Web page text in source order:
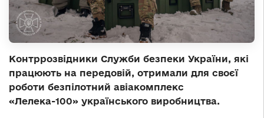
Контррозвідники Служби безпеки України, які
працюють на передовій, отримали для своєї
роботи безпілотний авіакомплекс
«Лелека-100» українського виробництва.